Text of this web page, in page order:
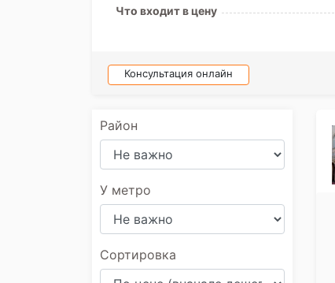
Что входит в цену
Консультация онлайн
Район
У метро
Сортировка